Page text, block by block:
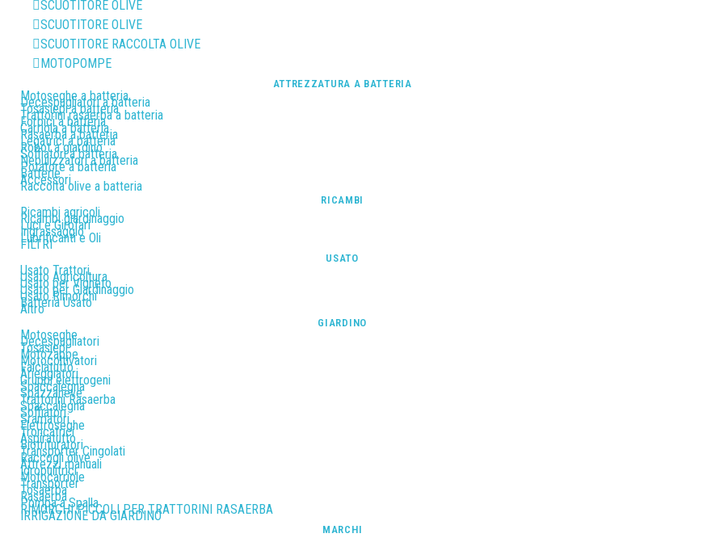
SCUOTITORE OLIVE
SCUOTITORE OLIVE
SCUOTITORE RACCOLTA OLIVE
MOTOPOMPE
ATTREZZATURA A BATTERIA
Motoseghe a batteria
Decespugliatori a batteria
Tosasiepi a batteria
Trattorini rasaerba a batteria
Forbici a batteria
Carriola a batteria
Rasaerba a batteria
Legatrici a batteria
Robot a giardino
Soffiatori a batteria
Nebulizzatori a batteria
Potatore a batteria
Batterie
Accessori
Raccolta olive a batteria
RICAMBI
Ricambi agricoli
Ricambi giardinaggio
Luci e Girofari
Ingrassaggio
Lubrificanti e Oli
FILTRI
USATO
Usato Trattori
Usato Agricoltura
Usato per Vigneto
Usato per Giardinaggio
Usato Rimorchi
Batteria Usato
Altro
GIARDINO
Motoseghe
Decespugliatori
Tosasiepi
Motozappe
Motocoltivatori
Falciatutto
Arieggiatori
Gruppi elettrogeni
Spaccalegna
Spazzaneve
Trattorini Rasaerba
Spaccalegna
Soffiatori
Sramatori
Elettroseghe
Troncatrici
Aspiratutto
Biotrituratori
Transporter Cingolati
Raccogli olive
Attrezzi manuali
Idropulitrici
Motocarriole
Transporter
Tosaerba
Rasaerba
Pompa a Spalla
RIMORCHI PICCOLI PER TRATTORINI RASAERBA
IRRIGAZIONE DA GIARDINO
MARCHI